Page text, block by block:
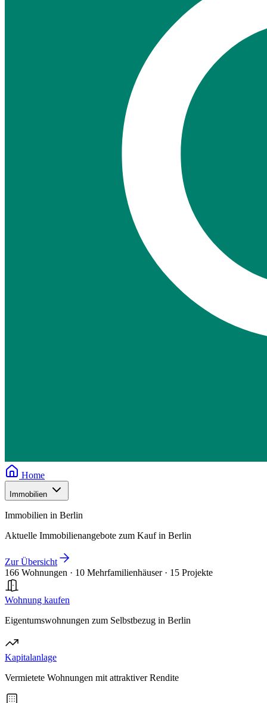
Home
Immobilien
Immobilien in Berlin
Aktuelle Immobilienangebote zum Kauf in Berlin
Zur Übersicht
166 Wohnungen · 10 Mehrfamilienhäuser · 15 Projekte
Wohnung kaufen
Eigentumswohnungen zum Selbstbezug in Berlin
Kapitalanlage
Vermietete Wohnungen mit attraktiver Rendite